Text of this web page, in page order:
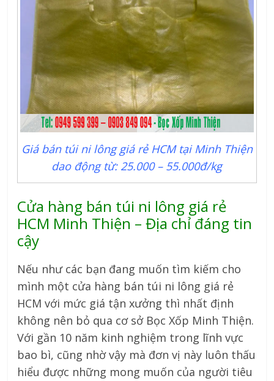
Giá bán túi ni lông giá rẻ HCM tại Minh Thiện
dao động từ: 25.000 – 55.000đ/kg
Cửa hàng bán túi ni lông giá rẻ
HCM Minh Thiện – Địa chỉ đáng tin
cậy
Nếu như các bạn đang muốn tìm kiếm cho
mình một cửa hàng bán túi ni lông giá rẻ
HCM với mức giá tận xưởng thì nhất định
không nên bỏ qua cơ sở Bọc Xốp Minh Thiện.
Với gần 10 năm kinh nghiệm trong lĩnh vực
bao bì, cũng nhờ vậy mà đơn vị này luôn thấu
hiểu được những mong muốn của người tiêu